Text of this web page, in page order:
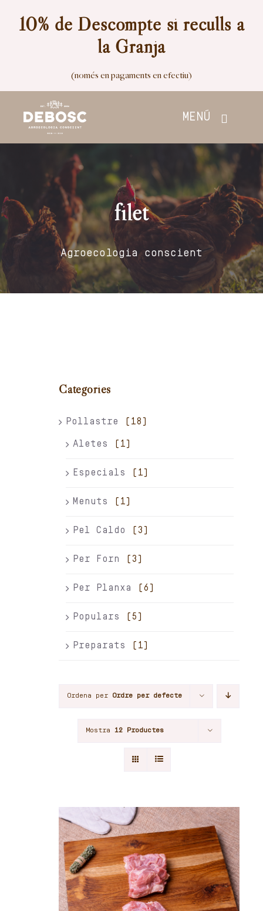
10% de Descompte si reculls a
la Granja
(només en pagaments en efectiu)
MENÚ
Nosaltres
Carret
filet
Agroecologia conscient
Categories
Pollastre (18)
Aletes (1)
Especials (1)
Menuts (1)
Pel Caldo (3)
Per Forn (3)
Per Planxa (6)
Populars (5)
Preparats (1)
Ordena per Ordre per defecte
Mostra 12 Productes